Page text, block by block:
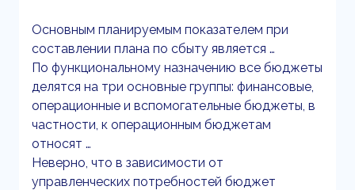
Основным планируемым показателем при
составлении плана по сбыту является …
По функциональному назначению все бюджеты
делятся на три основные группы: финансовые,
операционные и вспомогательные бюджеты, в
частности, к операционным бюджетам
относят …
Неверно, что в зависимости от
управленческих потребностей бюджет